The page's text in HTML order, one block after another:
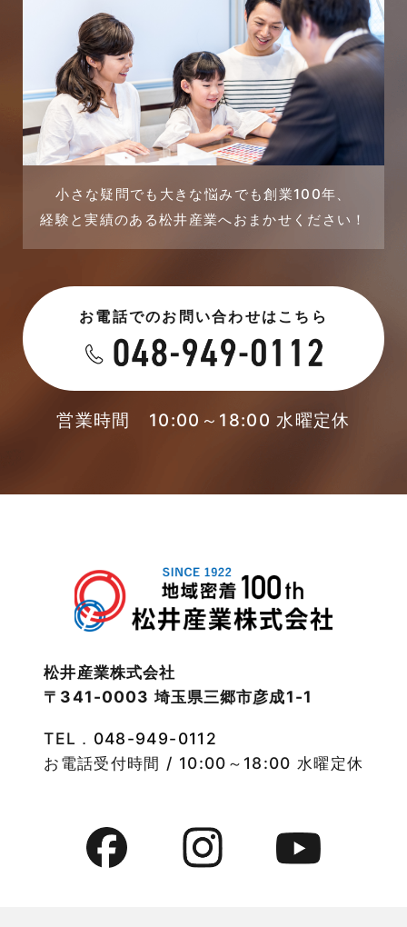
市民リフォームサービス
店舗・テナント施工事例
戸建賃貸住宅活用事例
採用情報
未分類
未分類
本店-ブログ
東武スカイツリーライン
注文住宅施工事例
物件検索
物件特集
竹ノ塚店-ブログ
貸倉庫・その他
2023年11月
2023年10月
2023年9月
2023年7月
2023年5月
2023年4月
2023年3月
2022年11月
2022年9月
2022年8月
2022年6月
小さな疑問でも大きな悩みでも創業100年、
経験と実績のある松井産業へおまかせください！
お電話でのお問い合わせはこちら
営業時間 10:00～18:00 水曜定休
松井産業株式会社
〒341-0003 埼玉県三郷市彦成1-1
TEL． 048-949-0112
お電話受付時間 / 10:00～18:00 水曜定休